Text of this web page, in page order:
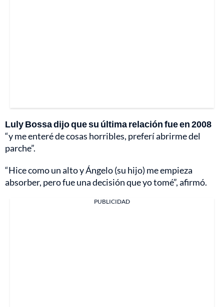
Luly Bossa dijo que su última relación fue en 2008
“y me enteré de cosas horribles, preferí abrirme del
parche”.
“Hice como un alto y Ángelo (su hijo) me empieza
absorber, pero fue una decisión que yo tomé”, afirmó.
PUBLICIDAD